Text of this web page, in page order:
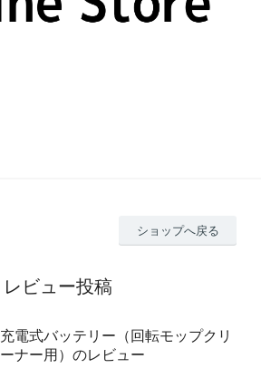
ショップへ戻る
レビュー投稿
充電式バッテリー（回転モップクリ
ーナー用）のレビュー